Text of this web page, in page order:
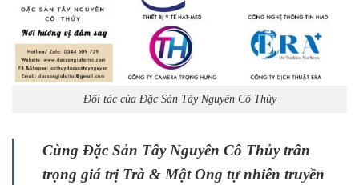
Đối tác của Đặc Sản Tây Nguyên Cô Thủy
Cùng Đặc Sản Tây Nguyên Cô Thủy trân
trọng giá trị Trà & Mật Ong tự nhiên truyền